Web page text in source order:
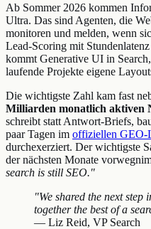
Ab Sommer 2026 kommen
Ultra. Das sind Agenten, die
monitoren und melden, wenn
Lead-Scoring mit
kommt Generative UI in
laufende Projekte eigene
Die wichtigste Zahl kam fast
Milliarden monatlich aktiven
schreibt statt Antwort-Briefs,
paar Tagen im offiziellen GEO-
durchexerziert. Der wichtigste
der nächsten Monate
search is still SEO."
"We shared the next
together the best of a
— Liz Reid, VP Search